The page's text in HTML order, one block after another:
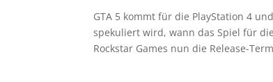
GTA 5 kommt für die PlayStation 4
spekuliert wird, wann das Spiel für
Rockstar Games nun die Release-